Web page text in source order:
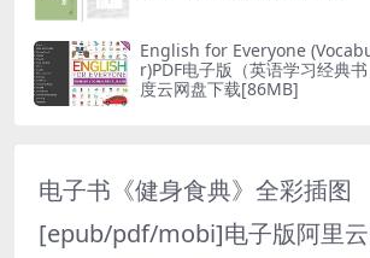
English for Everyone
r)PDF电子版（英语学习经典
度云网盘下载[86MB]
电子书《健身食典》全彩插图
[epub/pdf/mobi]电子版阿里云